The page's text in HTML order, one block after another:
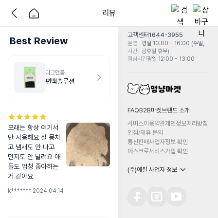
리뷰
Best Review
디그앤롤
편백솔루션
모래는 항상 여기서
만 사용해요 잘 뭉치
고 냄새도 안 나고
먼지도 안 날려요 애
들도 엄청 좋아하는
거 같아요
k******* 2024.04.14
고객센터1644-3955
운영
시간
평일 10:00 - 16:00 (주말,
공휴일 휴무)
점심시간평일 12:00 - 13:00
FAQB2B마켓 브랜드 소개
서비스이용약관개인정보처리방침
입점/제휴 문의
통신판매사업자정보 확인
에스크로서비스가입 확인
(주)에필 사업자 정보